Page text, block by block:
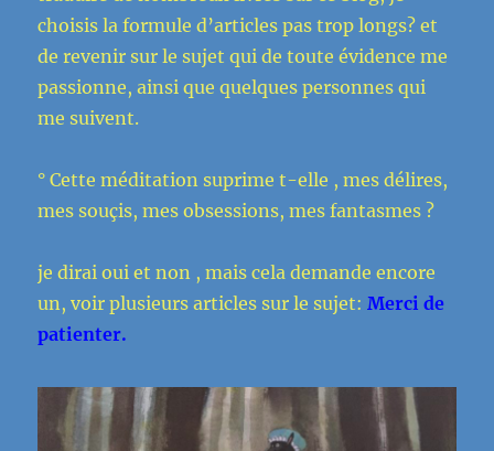
choisis la formule d’articles pas trop longs? et
de revenir sur le sujet qui de toute évidence me
passionne, ainsi que quelques personnes qui
me suivent.
° Cette méditation suprime t-elle , mes délires,
mes souçis, mes obsessions, mes fantasmes ?
je dirai oui et non , mais cela demande encore
un, voir plusieurs articles sur le sujet:Merci de
patienter.